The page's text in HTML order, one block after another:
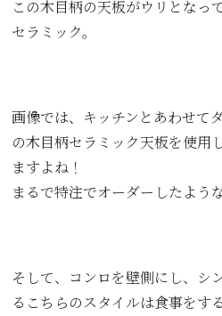
この木目柄の天板がウリとなっ
セラミック。
画像では、キッチンとあわせて
の木目柄セラミック天板を使用
ますよね！
まるで特注でオーダーしたよう
そして、コンロを壁側にし、シ
るこちらのスタイルは食事をす